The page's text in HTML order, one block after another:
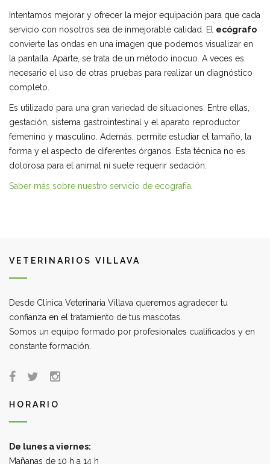
Intentamos mejorar y ofrecer la mejor equipación para que cada
servicio con nosotros sea de inmejorable calidad. El ecógrafo
convierte las ondas en una imagen que podemos visualizar en
la pantalla. Aparte, se trata de un método inocuo. A veces es
necesario el uso de otras pruebas para realizar un diagnóstico
completo.
Es utilizado para una gran variedad de situaciones. Entre ellas,
gestación, sistema gastrointestinal y el aparato reproductor
femenino y masculino. Además, permite estudiar el tamaño, la
forma y el aspecto de diferentes órganos. Esta técnica no es
dolorosa para el animal ni suele requerir sedación.
Saber más sobre nuestro servicio de ecografía
VETERINARIOS VILLAVA
Desde Clínica Veterinaria Villava queremos agradecer tu
confianza en el tratamiento de tus mascotas.
Somos un equipo formado por profesionales cualificados y en
constante formación.
HORARIO
De lunes a viernes:
Mañanas de 10 h a 14 h